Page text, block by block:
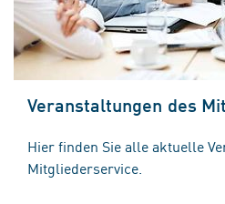
Veranstaltungen des
Hier finden Sie alle aktuelle
Mitgliederservice.